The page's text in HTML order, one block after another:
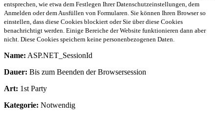
entsprechen, wie etwa dem Festlegen Ihrer Datenschutzeinstellungen, dem
Anmelden oder dem Ausfüllen von Formularen. Sie können Ihren Browser so
einstellen, dass diese Cookies blockiert oder Sie über diese Cookies
benachrichtigt werden. Einige Bereiche der Website funktionieren dann aber
nicht. Diese Cookies speichern keine personenbezogenen Daten.
Name: ASP.NET_SessionId
Dauer: Bis zum Beenden der Browsersession
Art: 1st Party
Kategorie: Notwendig